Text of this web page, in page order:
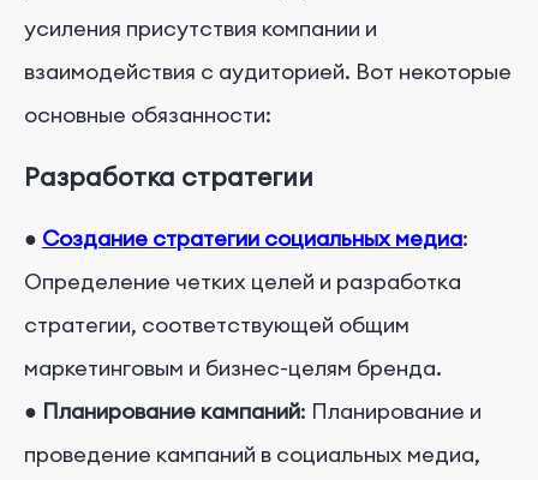
усиления присутствия компании и
взаимодействия с аудиторией. Вот некоторые
основные обязанности:
Разработка стратегии
● Создание стратегии социальных медиа:
Определение четких целей и разработка
стратегии, соответствующей общим
маркетинговым и бизнес-целям бренда.
● Планирование кампаний: Планирование и
проведение кампаний в социальных медиа,